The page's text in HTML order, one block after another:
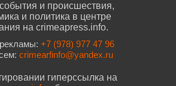
и происшествия,
и политика в центре
на crimeapress.info.
+7 (978) 977 47 96
crimearfinfo@yandex.ru
гиперссылка на